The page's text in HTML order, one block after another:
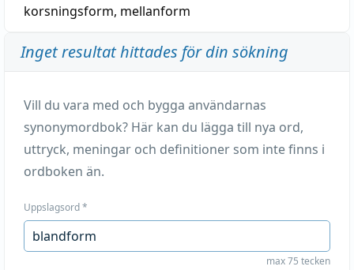
korsningsform, mellanform
Inget resultat hittades för din sökning
Vill du vara med och bygga användarnas
synonymordbok? Här kan du lägga till nya ord,
uttryck, meningar och definitioner som inte finns i
ordboken än.
Uppslagsord*
max 75 tecken